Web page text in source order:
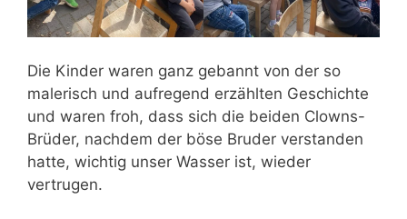
Die Kinder waren ganz gebannt von der so
malerisch und aufregend erzählten Geschichte
und waren froh, dass sich die beiden Clowns-
Brüder, nachdem der böse Bruder verstanden
hatte, wichtig unser Wasser ist, wieder
vertrugen.